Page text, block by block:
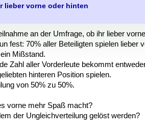
lieber vorne oder hinten
an der Umfrage, ob ihr lieber
fest: 70% aller Beteiligten spielen lieber
Mißstand.
Zahl aller Vorderleute bekommt
hinteren Position spielen.
von 50% zu 50%.
vorne mehr Spaß macht?
der Ungleichverteilung gelöst werden?